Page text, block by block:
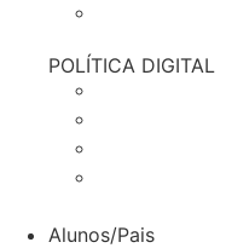
POLÍTICA DIGITAL
Alunos/Pais